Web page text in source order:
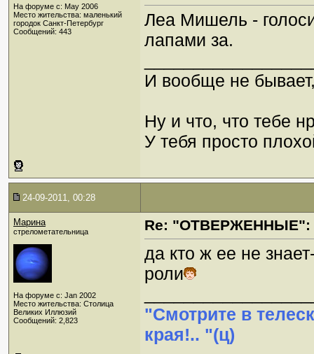
На форуме с: May 2006
Место жительства: маленький
городок Санкт-Петербург
Сообщений: 443
Леа Мишель -
лапами за.
И вообще не
Ну и что, что тебе
У тебя просто
24-09-2011, 00:28
Марина
стрелометательница
На форуме с: Jan 2002
Место жительства: Столица
Великих Иллюзий
Сообщений: 2,823
Re: "ОТВЕРЖЕННЫЕ":
да кто ж ее не
роли
"Смотрите в
края!.. "(ц)